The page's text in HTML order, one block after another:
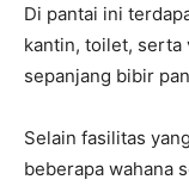
Di pantai ini
kantin, toilet, serta
sepanjang bibir
Selain fasilitas
beberapa wahana